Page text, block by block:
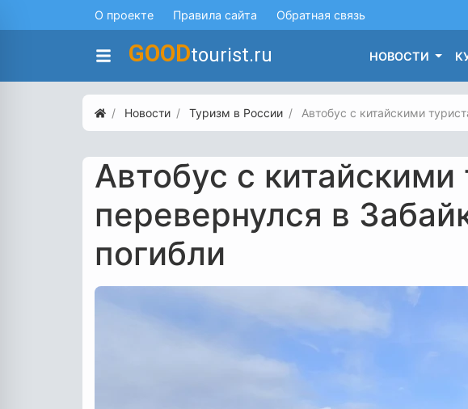
О проекте Правила сайта Обратная связь
GOODtourist.ru НОВОСТИ
Новости Туризм в России Автобус с китайскими
Автобус с китайскими
перевернулся в
погибли